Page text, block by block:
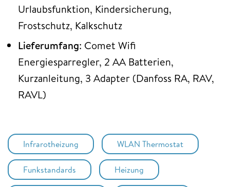
Urlaubsfunktion, Kindersicherung,
Frostschutz, Kalkschutz
Lieferumfang: Comet Wifi
Energiesparregler, 2 AA Batterien,
Kurzanleitung, 3 Adapter (Danfoss RA, RAV,
RAVL)
Infrarotheizung WLAN Thermostat
Funkstandards Heizung